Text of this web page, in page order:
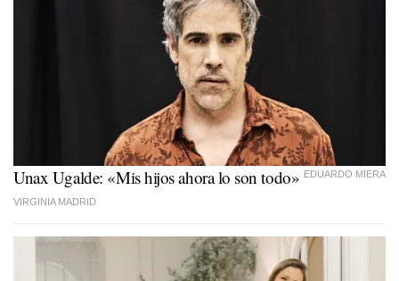
EDUARDO MIERA
Unax Ugalde: «Mis hijos ahora lo son todo»
VIRGINIA MADRID